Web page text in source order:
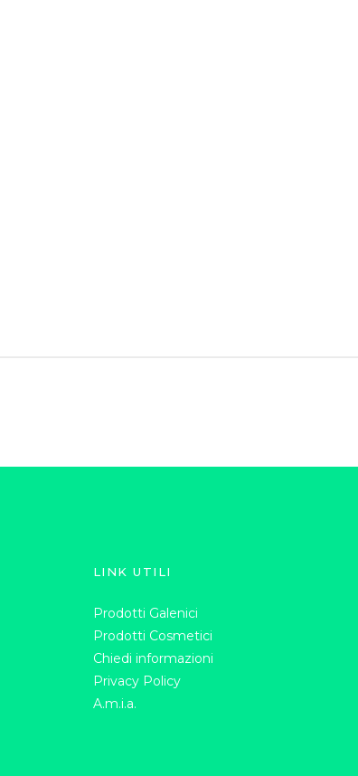
LINK UTILI
Prodotti Galenici
Prodotti Cosmetici
Chiedi informazioni
Privacy Policy
A.m.i.a.